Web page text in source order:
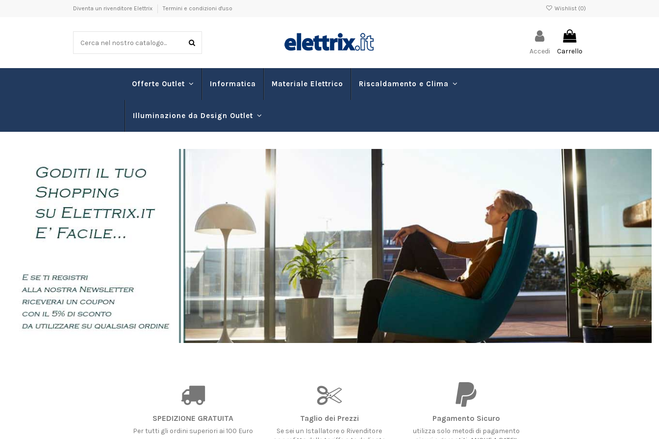
Diventa un rivenditore Elettrix Termini e condizioni d'uso Wishlist (0)
Accedi Carrello
Offerte Outlet Informatica Materiale Elettrico Riscaldamento e Clima
Illuminazione da Design Outlet
SPEDIZIONE GRATUITA
Per tutti gli ordini superiori ai 100 Euro
Taglio dei Prezzi
Se sei un Istallatore o Rivenditore
Pagamento Sicuro
utilizza solo metodi di pagamento